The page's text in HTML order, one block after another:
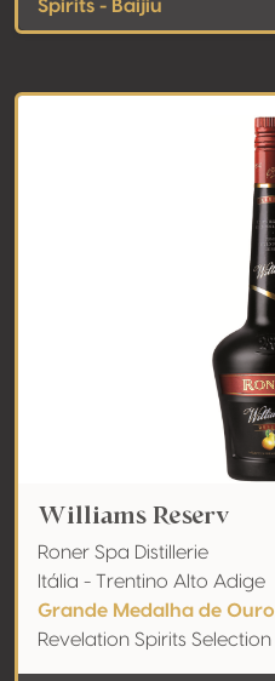
Spirits - Baijiu
Williams Reserv
Roner Spa Distillerie
Itália - Trentino Alto Adige
Grande Medalha de Ouro
Revelation Spirits Selection